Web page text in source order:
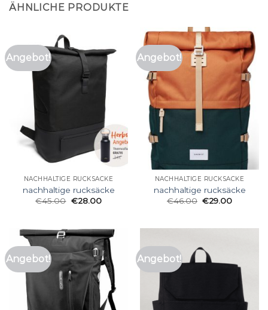
ÄHNLICHE PRODUKTE
Angebot!
NACHHALTIGE RUCKSÄCKE
nachhaltige rucksäcke
€45.00 €28.00
Angebot!
NACHHALTIGE RUCKSÄCKE
nachhaltige rucksäcke
€46.00 €29.00
Angebot! Angebot!